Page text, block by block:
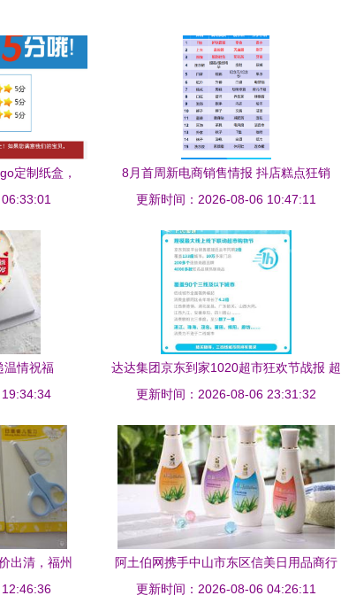
定制纸盒，
8月首周新电商销售情报 抖店糕点狂销
150w+，日用百货全面爆发
更新时间：2026-08-06 10:47:11
温情祝福
达达集团京东到家1020超市狂欢节战报 超
市日用品销售额同比翻番
更新时间：2026-08-06 23:31:32
出清，福州
阿土伯网携手中山市东区信美日用品商行
开启热卖促销，日用百货一站式购齐
更新时间：2026-08-06 04:26:11